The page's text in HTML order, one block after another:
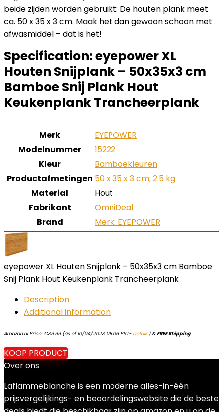
beide zijden worden gebruikt: De houten plank meet
ca. 50 x 35 x 3 cm. Maak het dan gewoon schoon met
afwasmiddel – dat is het!
Specification:eyepower XL
Houten Snijplank – 50x35x3 cm
Bamboe Snij Plank Hout
Keukenplank Trancheerplank
Merk
‎EYEPOWER
Modelnummer
‎15222
Kleur
‎Bamboekleuren
Productafmetingen ‎50 x 35 x 3 cm; 2.5 kg
Material
‎Hout
Fabrikant
‎OmniDeal
Brand
Merk: EYEPOWER
eyepower XL Houten Snijplank – 50x35x3 cm Bamboe
Snij Plank Hout Keukenplank Trancheerplank
Description
Additional information
Amazon.nl Price: €39.99(as of 10/04/2023 05:06 PST-Details)&FREE Shipping.
KOOP PRODUCT
Over ons
Laflammeblanche is een moderne alles-in-één
prijsvergelijkings- en beoordelingswebsite die de beste